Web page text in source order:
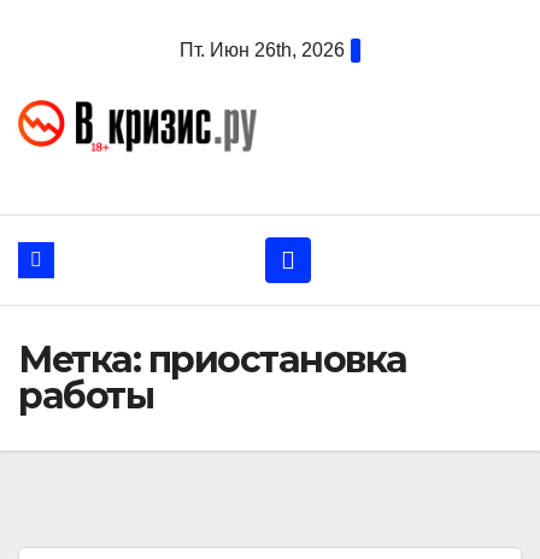
Пт. Июн 26th, 2026
Метка: приостановка
работы